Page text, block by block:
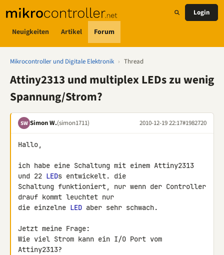
Neuigkeiten Artikel Forum
Login
Mikrocontroller und Digitale Elektronik › Thread
Attiny2313 und multiplex LEDs zu wenig
Spannung/Strom?
SW Simon W.(simon1711) 2010-12-19 22:17#1982720
Hallo,
ich habe eine Schaltung mit einem Attiny2313
und 22 LEDs entwickelt. die
Schaltung funktioniert, nur wenn der Controller
drauf kommt leuchtet nur
die einzelne LED aber sehr schwach.
Jetzt meine Frage:
Wie viel Strom kann ein I/O Port vom
Attiny2313?